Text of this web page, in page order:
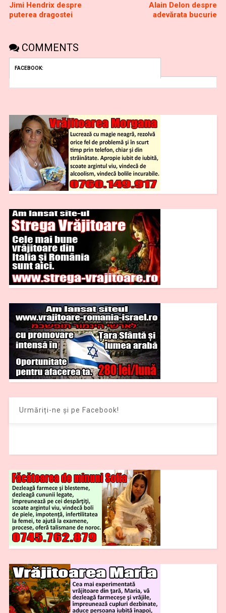
Jimi Hendrix despre
puterea dragostei
Alain Delon despre
adevărata bucurie
COMMENTS
FACEBOOK:
Urmăriți-ne și pe Facebook!